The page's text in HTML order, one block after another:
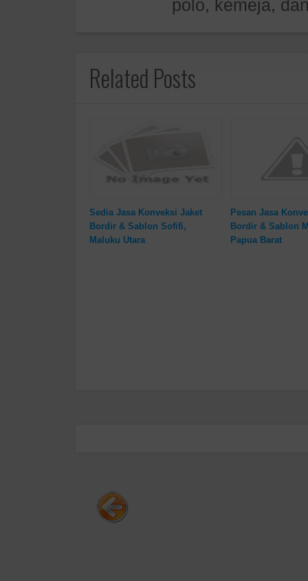
polo, kemeja,
Related Posts
Sedia Jasa Konveksi Jaket
Bordir & Sablon Sofifi,
Maluku Utara
Pesan Jasa
Bordir & Sablon
Papua Barat